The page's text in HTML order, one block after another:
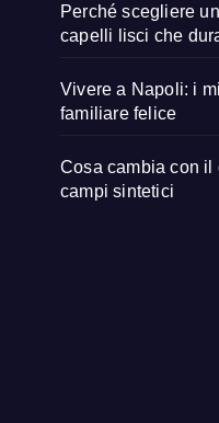
Perché scegliere
capelli lisci che
Vivere a Napoli: i
familiare felice
Cosa cambia con il
campi sintetici